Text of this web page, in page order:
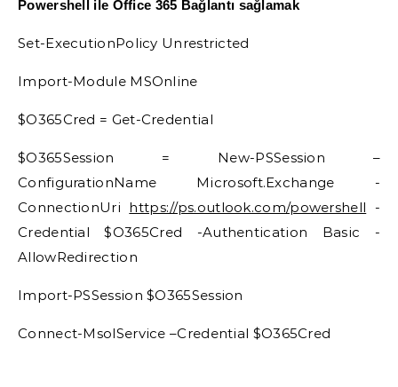
Powershell ile Office 365 Bağlantı sağlamak
Set-ExecutionPolicy Unrestricted
Import-Module MSOnline
$O365Cred = Get-Credential
$O365Session = New-PSSession –
ConfigurationName Microsoft.Exchange -
ConnectionUri https://ps.outlook.com/powershell -
Credential $O365Cred -Authentication Basic -
AllowRedirection
Import-PSSession $O365Session
Connect-MsolService –Credential $O365Cred